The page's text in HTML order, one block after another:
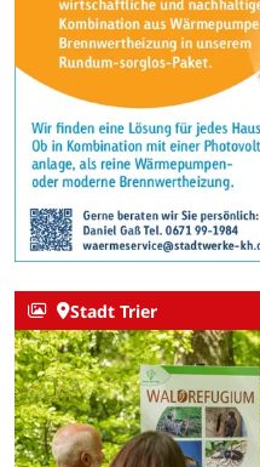
Stadt Trier